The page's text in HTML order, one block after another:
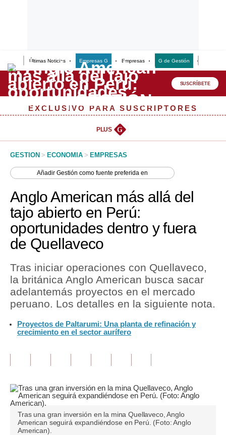
Últimas Noticias Empresas G Empresas G de Gestión
Lo último
Peru Quiosco
Management & Empleo
Perú
Política
Tu Dinero
Finanzas Personales
Inmobiliarias
Plus G
Opinión
Pregunta de hoy
Blogs
Tendencias
Lujo
SUSCRÍBETE
EXCLUSIVO PARA SUSCRIPTORES
PLUS G
GESTION > ECONOMIA > EMPRESAS
AñadirGestión como fuente preferida en
Anglo American más allá del
tajo abierto en Perú:
oportunidades dentro y fuera
de Quellaveco
Tras iniciar operaciones con Quellaveco,
la británica Anglo American busca sacar
adelantemás proyectos en el mercado
peruano. Los detalles en la siguiente nota.
Proyectos de Paltarumi: Una planta de refinación y
crecimiento en el sector aurífero
Tras una gran inversión en la mina Quellaveco, Anglo
American seguirá expandiéndose en Perú. (Foto: Anglo
American).